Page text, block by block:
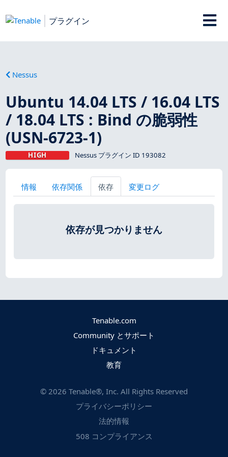
プラグイン
Nessus
Ubuntu 14.04 LTS / 16.04 LTS
/ 18.04 LTS : Bind の脆弱性
(USN-6723-1)
HIGH Nessus プラグイン ID 193082
情報 依存関係 依存 変更ログ
依存が見つかりません
Tenable.com
Community とサポート
ドキュメント
教育
© 2026 Tenable®, Inc. All Rights Reserved
プライバシーポリシー
法的情報
508 コンプライアンス